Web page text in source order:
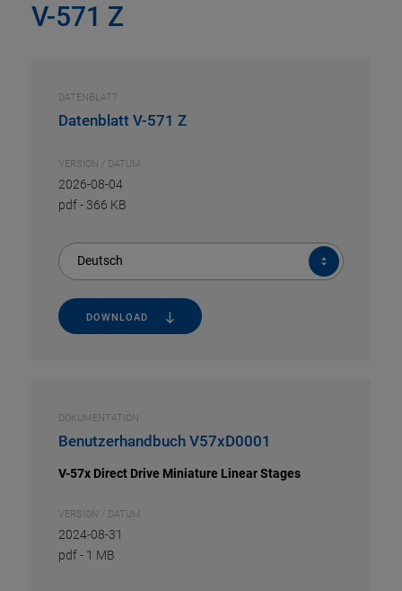
V-571 Z
DATENBLATT
Datenblatt V-571 Z
VERSION / DATUM
2026-08-04
pdf- 366 KB
Deutsch
DOWNLOAD
DOKUMENTATION
Benutzerhandbuch V57xD0001
V-57x Direct Drive Miniature Linear Stages
VERSION / DATUM
2024-08-31
pdf- 1 MB